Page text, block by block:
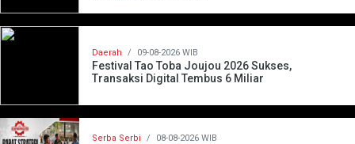
Daerah / 09-08-2026 WIB
Festival Tao Toba Joujou 2026 Sukses,
Transaksi Digital Tembus 6 Miliar
Serba Serbi / 08-08-2026 WIB